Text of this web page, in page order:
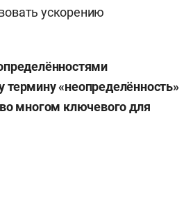
ускорению
«неопределённость»
во многом ключевого для